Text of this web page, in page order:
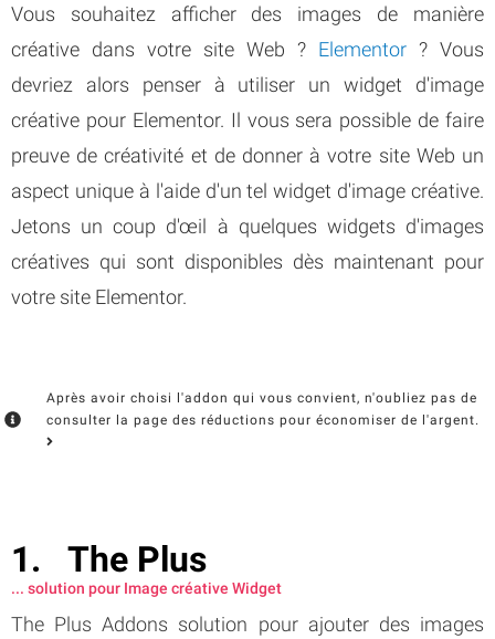
Vous souhaitez afficher des images de manière
créative dans votre site Web ? Elementor ? Vous
devriez alors penser à utiliser un widget d'image
créative pour Elementor. Il vous sera possible de faire
preuve de créativité et de donner à votre site Web un
aspect unique à l'aide d'un tel widget d'image créative.
Jetons un coup d'œil à quelques widgets d'images
créatives qui sont disponibles dès maintenant pour
votre site Elementor.
Après avoir choisi l'addon qui vous convient, n'oubliez pas de
consulter la page des réductions pour économiser de l'argent.
The Plus
... solution pour Image créative Widget
The Plus Addons solution pour ajouter des images